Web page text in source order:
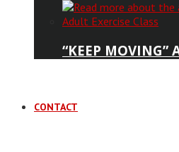
“KEEP
CONTACT